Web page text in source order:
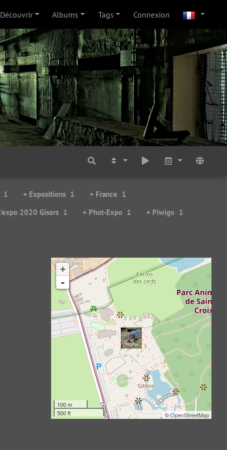
Découvrir Albums Tags Connexion
1 + Expositions 1 + France 1
2020 Gisors 1 + Phot-Expo 1 + Piwigo 1
+
-
100 m
500 ft
©OpenStreetMap